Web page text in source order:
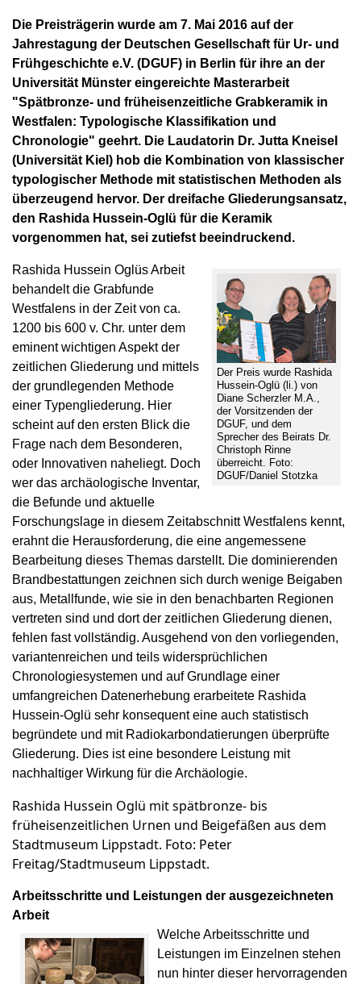
Die Preisträgerin wurde am 7. Mai 2016 auf der
Jahrestagung der Deutschen Gesellschaft für Ur- und
Frühgeschichte e.V. (DGUF) in Berlin für ihre an der
Universität Münster eingereichte Masterarbeit
"Spätbronze- und früheisenzeitliche Grabkeramik in
Westfalen: Typologische Klassifikation und
Chronologie" geehrt. Die Laudatorin Dr. Jutta Kneisel
(Universität Kiel) hob die Kombination von klassischer
typologischer Methode mit statistischen Methoden als
überzeugend hervor. Der dreifache Gliederungsansatz,
den Rashida Hussein-Oglü für die Keramik
vorgenommen hat, sei zutiefst beeindruckend.
Der Preis wurde Rashida
Hussein-Oglü (li.) von
Diane Scherzler M.A.,
der Vorsitzenden der
DGUF, und dem
Sprecher des Beirats Dr.
Christoph Rinne
überreicht. Foto:
DGUF/Daniel Stotzka
Rashida Hussein Oglüs Arbeit
behandelt die Grabfunde
Westfalens in der Zeit von ca.
1200 bis 600 v. Chr. unter dem
eminent wichtigen Aspekt der
zeitlichen Gliederung und mittels
der grundlegenden Methode
einer Typengliederung. Hier
scheint auf den ersten Blick die
Frage nach dem Besonderen,
oder Innovativen naheliegt. Doch
wer das archäologische Inventar,
die Befunde und aktuelle
Forschungslage in diesem Zeitabschnitt Westfalens kennt,
erahnt die Herausforderung, die eine angemessene
Bearbeitung dieses Themas darstellt. Die dominierenden
Brandbestattungen zeichnen sich durch wenige Beigaben
aus, Metallfunde, wie sie in den benachbarten Regionen
vertreten sind und dort der zeitlichen Gliederung dienen,
fehlen fast vollständig. Ausgehend von den vorliegenden,
variantenreichen und teils widersprüchlichen
Chronologiesystemen und auf Grundlage einer
umfangreichen Datenerhebung erarbeitete Rashida
Hussein-Oglü sehr konsequent eine auch statistisch
begründete und mit Radiokarbondatierungen überprüfte
Gliederung. Dies ist eine besondere Leistung mit
nachhaltiger Wirkung für die Archäologie.
Rashida Hussein Oglü mit spätbronze- bis
früheisenzeitlichen Urnen und Beigefäßen aus dem
Stadtmuseum Lippstadt. Foto: Peter
Freitag/Stadtmuseum Lippstadt.
Arbeitsschritte und Leistungen der ausgezeichneten
Arbeit
Welche Arbeitsschritte und
Leistungen im Einzelnen stehen
nun hinter dieser hervorragenden